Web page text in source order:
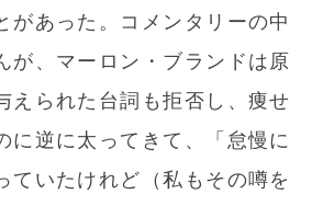
があった。コメンタリーの中
が、マーロン・ブランドは原
えられた台詞も拒否し、痩せ
に逆に太ってきて、「怠慢に
ていたけれど（私もその噂を